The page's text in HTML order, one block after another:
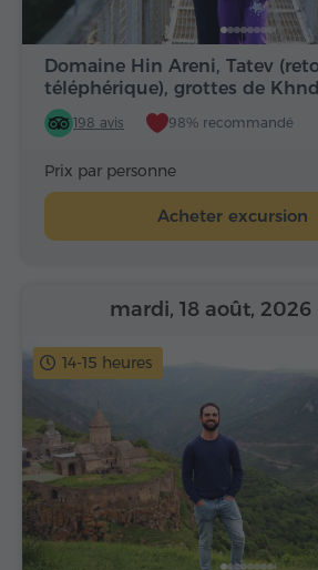
Domaine Hin Areni, Tatev
téléphérique), grottes de
198 avis 98% recommandé
Prix par personne
Acheter excursion
14-15 heures
mardi, 18 août, 2026